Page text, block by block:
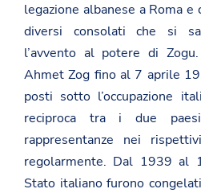
legazione albanese a Roma e
diversi consolati che si
l’avvento al potere di
Ahmet Zog fino al 7 aprile
posti sotto l’occupazione
reciproca tra i due
rappresentanze nei
regolarmente. Dal 1939 al
Stato italiano furono